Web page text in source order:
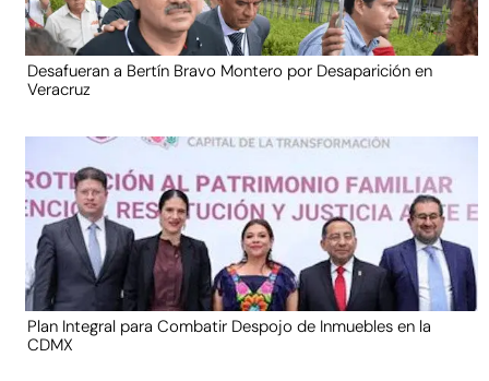
Desafueran a Bertín Bravo Montero por Desaparición en
Veracruz
Plan Integral para Combatir Despojo de Inmuebles en la
CDMX